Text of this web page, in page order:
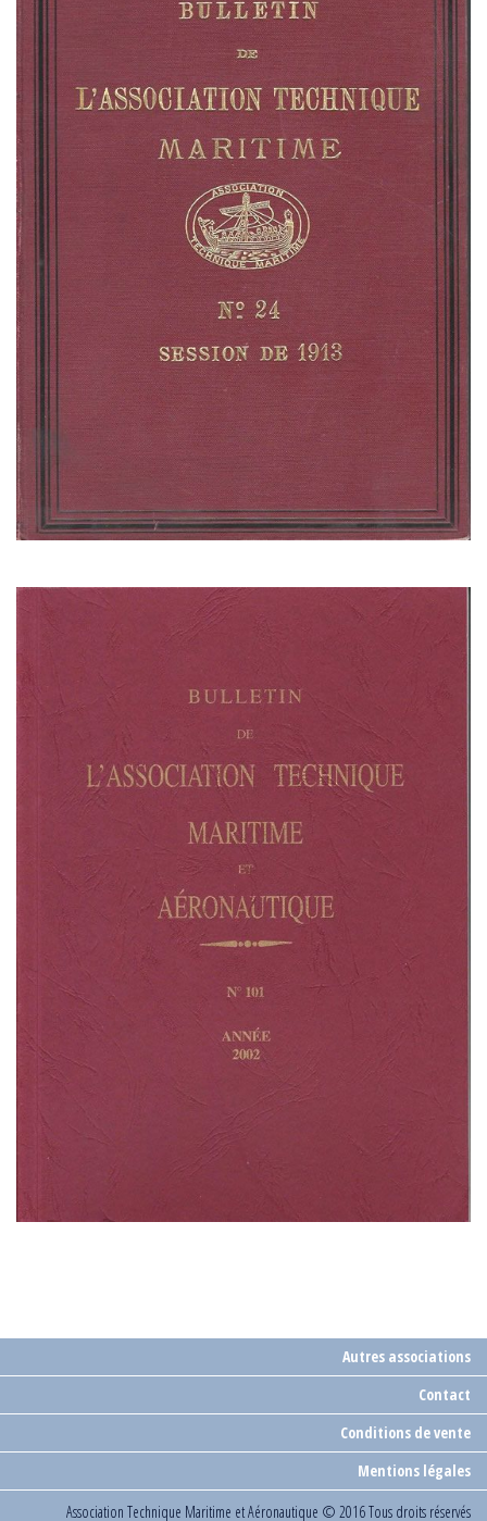
Autres associations
Contact
Conditions de vente
Mentions légales
Association Technique Maritime et Aéronautique © 2016 Tous droits réservés